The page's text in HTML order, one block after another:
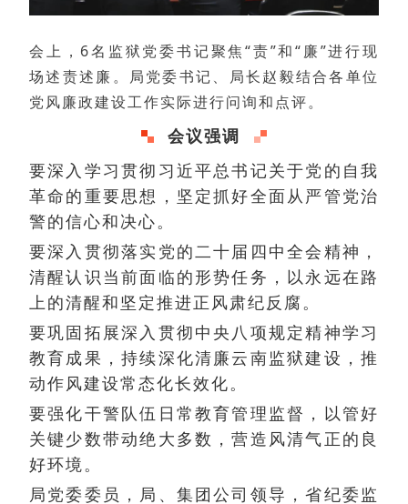
会上，6名监狱党委书记聚焦“责”和“廉”进行现
场述责述廉。局党委书记、局长赵毅结合各单位
党风廉政建设工作实际进行问询和点评。
会议强调
要深入学习贯彻习近平总书记关于党的自我
革命的重要思想，坚定抓好全面从严管党治
警的信心和决心。
要深入贯彻落实党的二十届四中全会精神，
清醒认识当前面临的形势任务，以永远在路
上的清醒和坚定推进正风肃纪反腐。
要巩固拓展深入贯彻中央八项规定精神学习
教育成果，持续深化清廉云南监狱建设，推
动作风建设常态化长效化。
要强化干警队伍日常教育管理监督，以管好
关键少数带动绝大多数，营造风清气正的良
好环境。
局党委委员，局、集团公司领导，省纪委监